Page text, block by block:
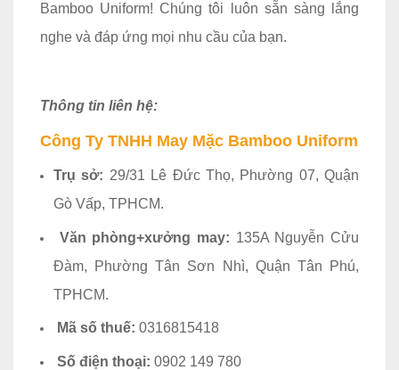
Bamboo Uniform! Chúng tôi luôn sẵn sàng lắng
nghe và đáp ứng mọi nhu cầu của bạn.
Thông tin liên hệ:
Công Ty TNHH May Mặc Bamboo Uniform
Trụ sở: 29/31 Lê Đức Thọ, Phường 07, Quận
Gò Vấp, TPHCM.
Văn phòng+xưởng may: 135A Nguyễn Cửu
Đàm, Phường Tân Sơn Nhì, Quận Tân Phú,
TPHCM.
Mã số thuế: 0316815418
Số điện thoại: 0902 149 780